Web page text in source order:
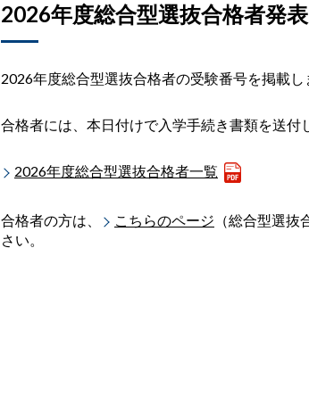
2026年度総合型選抜合格者発表
2026年度総合型選抜合格者の受験番号を掲載し
合格者には、本日付けで入学手続き書類を送付
2026年度総合型選抜合格者一覧
合格者の方は、 こちらのページ （総合型選
さい。